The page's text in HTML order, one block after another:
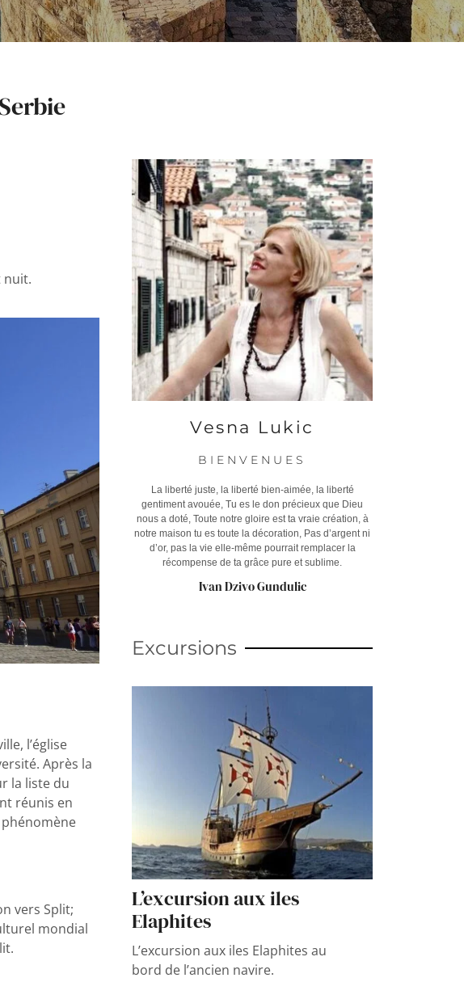
nuit.
l’église
Après la
la liste du
réunis en
phénomène
vers Split;
mondial
Vesna Lukic
BIENVENUES
La liberté juste, la liberté bien-aimée, la liberté
gentiment avouée, Tu es le don précieux que Dieu
nous a doté, Toute notre gloire est ta vraie création, à
notre maison tu es toute la décoration, Pas d’argent ni
d’or, pas la vie elle-même pourrait remplacer la
récompense de ta grâce pure et sublime.
Ivan Dzivo Gundulic
Excursions
L’excursion aux iles
Elaphites
L’excursion aux iles Elaphites au
bord de l’ancien navire.